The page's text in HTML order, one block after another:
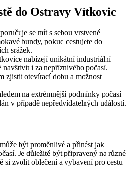
do Ostravy Vítkovic
se mít s sebou vrstvené
bundy, pokud cestujete do
srážek.
nabízejí unikátní industriální
navštívit i za nepříznivého počasí.
zjistit otevírací dobu a možnost
na extrémnější podmínky počasí
v případě nepředvídatelných událostí.
být proměnlivé a přinést jak
Je důležité být připravený na různé
si zvolit oblečení a vybavení pro cestu